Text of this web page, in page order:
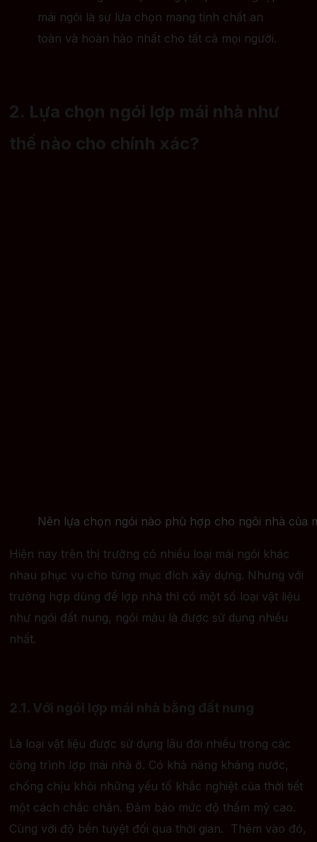
mái ngói là sự lựa chọn mang tính chất an
toàn và hoàn hảo nhất cho tất cả mọi người.
2. Lựa chọn ngói lợp mái nhà như
thế nào cho chính xác?
Nên lựa chọn ngói nào phù hợp cho ngôi nhà của
Hiện nay trên thị trường có nhiều loại mái ngói khác
nhau phục vụ cho từng mục đích xây dựng. Nhưng với
trường hợp dùng để lợp nhà thì có một số loại vật liệu
như ngói đất nung, ngói màu là được sử dụng nhiều
nhất.
2.1. Với ngói lợp mái nhà bằng đất nung
Là loại vật liệu được sử dụng lâu đời nhiều trong các
công trình lợp mái nhà ở. Có khả năng kháng nước,
chống chịu khỏi những yếu tố khắc nghiệt của thời tiết
một cách chắc chắn. Đảm bảo mức độ thẩm mỹ cao.
Cùng với độ bền tuyệt đối qua thời gian. Thêm vào đó,